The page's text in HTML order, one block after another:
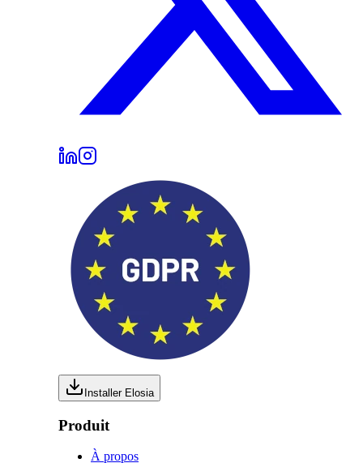
Installer Elosia
Produit
À propos